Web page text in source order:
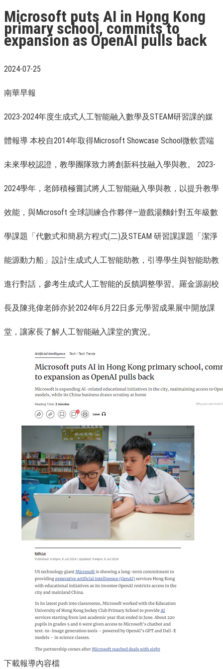
Microsoft puts AI in Hong Kong
primary school, commits to
expansion as OpenAI pulls back
2024-07-25
南華早報
2023-2024年度生成式人工智能融入數學及STEAM研習課的媒
體報導 本校自2014年取得Microsoft Showcase School微軟雲端
未來學校認證，教學團隊致力將創新科技融入學與教。 2023-
2024學年，老師積極嘗試將人工智能融入學與教，以提升教學
效能，與Microsoft 全球訓練合作夥伴—遊戲湯麵針對五年級數
學課題「代數式和簡易方程式(二)及STEAM 研習課課題「潔淨
能源動力船」設計生成式人工智能助教，引導學生與智能助教
進行對話，參考生成式人工智能的反饋調整學習。羅金源副校
長及陳兆偉老師亦於2024年6月22日多元學習成果展中開放課
堂，讓家長了解人工智能融入課堂的實況。
下載報導內容檔